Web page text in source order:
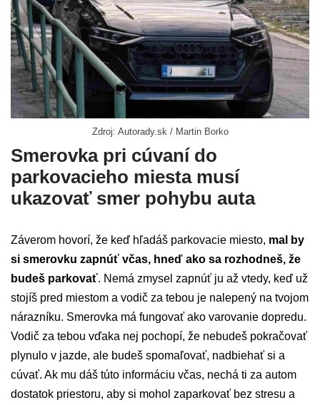
Zdroj: Autorady.sk / Martin Borko
Smerovka pri cúvaní do
parkovacieho miesta musí
ukazovať smer pohybu auta
Záverom hovorí, že keď hľadáš parkovacie miesto, mal by
si smerovku zapnúť včas, hneď ako sa rozhodneš, že
budeš parkovať. Nemá zmysel zapnúť ju až vtedy, keď už
stojíš pred miestom a vodič za tebou je nalepený na tvojom
nárazníku. Smerovka má fungovať ako varovanie dopredu.
Vodič za tebou vďaka nej pochopí, že nebudeš pokračovať
plynulo v jazde, ale budeš spomaľovať, nadbiehať si a
cúvať. Ak mu dáš túto informáciu včas, nechá ti za autom
dostatok priestoru, aby si mohol zaparkovať bez stresu a